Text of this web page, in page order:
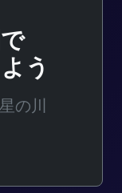
う
の川